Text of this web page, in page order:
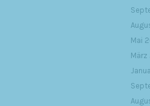
Mai
März